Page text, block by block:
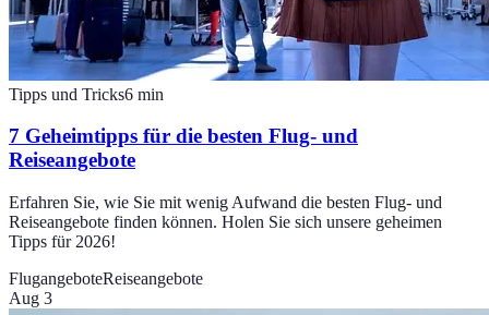
Tipps und Tricks6 min
7 Geheimtipps für die besten Flug- und
Reiseangebote
Erfahren Sie, wie Sie mit wenig Aufwand die besten Flug- und
Reiseangebote finden können. Holen Sie sich unsere geheimen
Tipps für 2026!
FlugangeboteReiseangebote
Aug 3